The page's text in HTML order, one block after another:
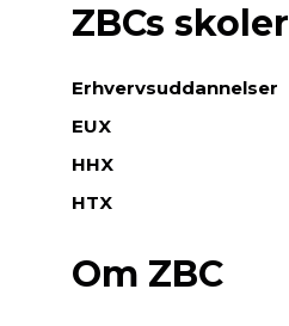
ZBCs skoler
Erhvervsuddannelser
EUX
HHX
HTX
Om ZBC